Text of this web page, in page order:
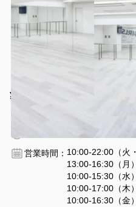
¥3300 〜 ¥4400
伏見駅 徒歩12分
愛知県名古
営業時間： 10:00-22:00（火
13:00-16:30（月）
10:00-15:30（水）
10:00-17:00（木）
10:00-16:30（金）